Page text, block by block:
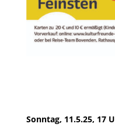
Sonntag, 11.5.25, 17